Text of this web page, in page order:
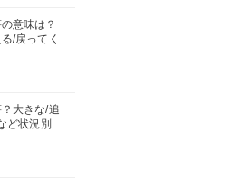
意味は？
/戻ってく
？大きな/追
ど状況別